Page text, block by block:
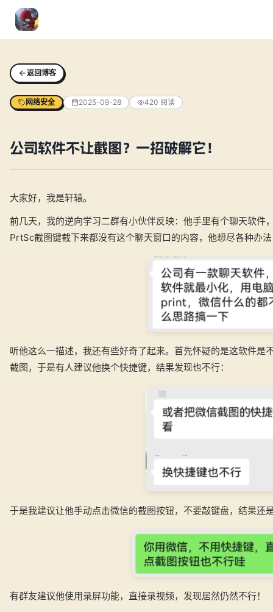
返回博客
网络安全 2025-09-28 420 阅读
公司软件不让截图？一招破解它！
大家好，我是轩辕。
前几天，我的逆向学习二群有小伙伴反映：他手里有个聊天软件
PrtSc截图键截下来都没有这个聊天窗口的内容，他想尽各种办
听他这么一描述，我还有些好奇了起来。首先怀疑的是这软件是
截图，于是有人建议他换个快捷键，结果发现也不行：
于是我建议让他手动点击微信的截图按钮，不要敲键盘，结果还
有群友建议他使用录屏功能，直接录视频，发现居然仍然不行！